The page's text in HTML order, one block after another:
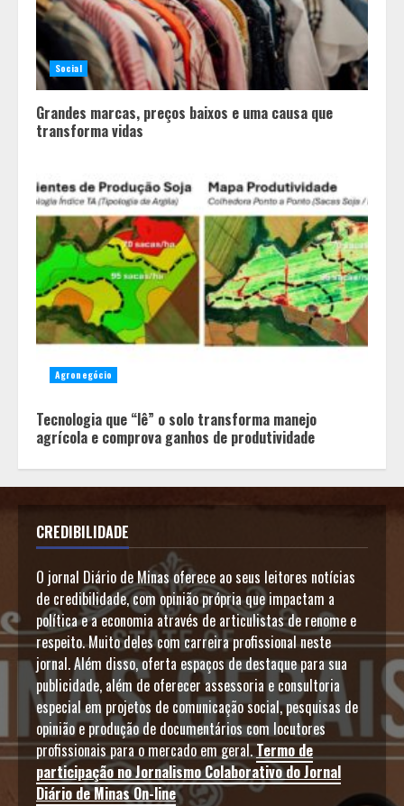
Social
Grandes marcas, preços baixos e uma causa que
transforma vidas
Agronegócio
Tecnologia que “lê” o solo transforma manejo
agrícola e comprova ganhos de produtividade
CREDIBILIDADE
O jornal Diário de Minas oferece ao seus leitores notícias
de credibilidade, com opinião própria que impactam a
política e a economia através de articulistas de renome e
respeito. Muito deles com carreira profissional neste
jornal. Além disso, oferta espaços de destaque para sua
publicidade, além de oferecer assessoria e consultoria
especial em projetos de comunicação social, pesquisas de
opinião e produção de documentários com locutores
profissionais para o mercado em geral.Termo de
participação no Jornalismo Colaborativo do Jornal
Diário de Minas On-line